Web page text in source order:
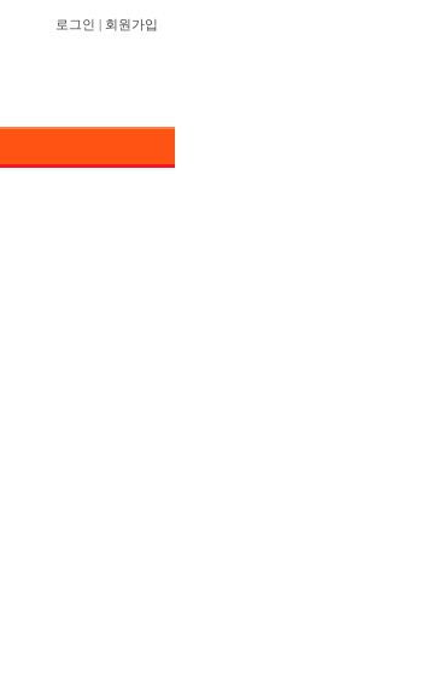
로그인 회원가입